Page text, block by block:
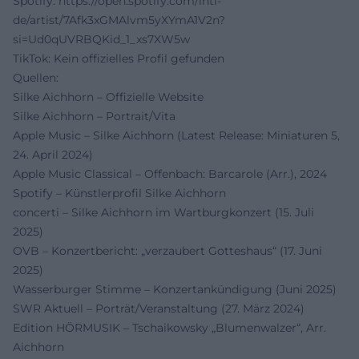
de/artist/7Afk3xGMAlvm5yXYmA1V2n?
si=Ud0qUVRBQKid_1_xs7XW5w
TikTok: Kein offizielles Profil gefunden
Quellen:
Silke Aichhorn – Offizielle Website
Silke Aichhorn – Portrait/Vita
Apple Music – Silke Aichhorn (Latest Release: Miniaturen 5,
24. April 2024)
Apple Music Classical – Offenbach: Barcarole (Arr.), 2024
Spotify – Künstlerprofil Silke Aichhorn
concerti – Silke Aichhorn im Wartburgkonzert (15. Juli
2025)
OVB – Konzertbericht: „verzaubert Gotteshaus“ (17. Juni
2025)
Wasserburger Stimme – Konzertankündigung (Juni 2025)
SWR Aktuell – Porträt/Veranstaltung (27. März 2024)
Edition HÖRMUSIK – Tschaikowsky „Blumenwalzer“, Arr.
Aichhorn